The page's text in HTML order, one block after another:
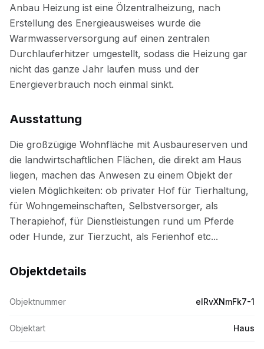
Ausstattung
Objektdetails
Objektnummer elRvXNmFk7-1
Objektart Haus